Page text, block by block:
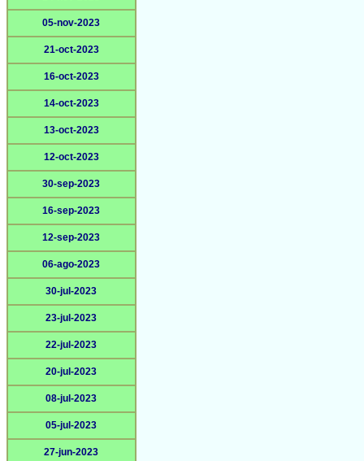
05-nov-2023
21-oct-2023
16-oct-2023
14-oct-2023
13-oct-2023
12-oct-2023
30-sep-2023
16-sep-2023
12-sep-2023
06-ago-2023
30-jul-2023
23-jul-2023
22-jul-2023
20-jul-2023
08-jul-2023
05-jul-2023
27-jun-2023